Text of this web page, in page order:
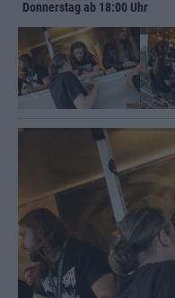
Donnerstag ab 18:00 Uhr